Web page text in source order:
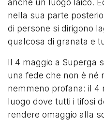
anche un luogo laico.
nella sua parte
di persone si dirigono
qualcosa di granata e
Il 4 maggio a Superga
una fede che non è né
nemmeno profana: il 4
luogo dove tutti i tifosi
rendere omaggio alla